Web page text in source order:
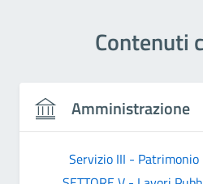
Contenuti
Amministrazione
Servizio III -